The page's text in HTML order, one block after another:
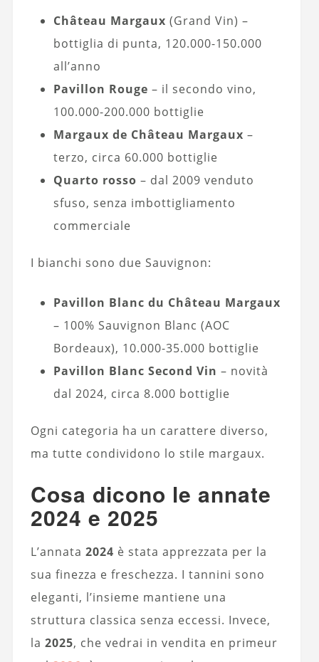
Château Margaux (Grand Vin) –
bottiglia di punta, 120.000-150.000
all’anno
Pavillon Rouge – il secondo vino,
100.000-200.000 bottiglie
Margaux de Château Margaux –
terzo, circa 60.000 bottiglie
Quarto rosso – dal 2009 venduto
sfuso, senza imbottigliamento
commerciale
I bianchi sono due Sauvignon:
Pavillon Blanc du Château Margaux
– 100% Sauvignon Blanc (AOC
Bordeaux), 10.000-35.000 bottiglie
Pavillon Blanc Second Vin – novità
dal 2024, circa 8.000 bottiglie
Ogni categoria ha un carattere diverso,
ma tutte condividono lo stile margaux.
Cosa dicono le annate
2024 e 2025
L’annata 2024 è stata apprezzata per la
sua finezza e freschezza. I tannini sono
eleganti, l’insieme mantiene una
struttura classica senza eccessi. Invece,
la 2025, che vedrai in vendita en primeur